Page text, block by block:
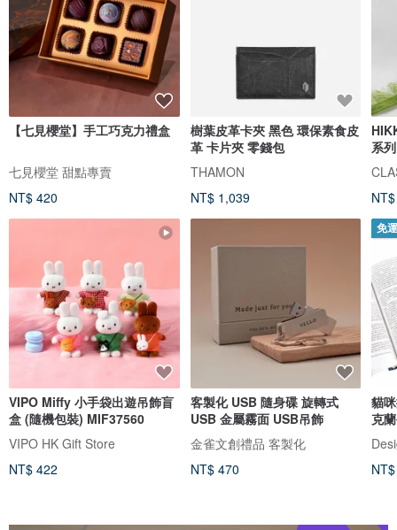
【七見櫻堂】手工巧克力禮盒
七見櫻堂 甜點專賣
NT$ 420
VIPO Miffy 小手袋出遊吊飾盲
盒 (隨機包裝) MIF37560
VIPO HK Gift Store
NT$ 422
樹葉皮革卡夾 黑色 環保素食皮
革 卡片夾 零錢包
THAMON
NT$ 1,039
客製化 USB 隨身碟 旋轉式
USB 金屬霧面 USB吊飾
金雀文創禮品 客製化
NT$ 470
系
免
貓
克